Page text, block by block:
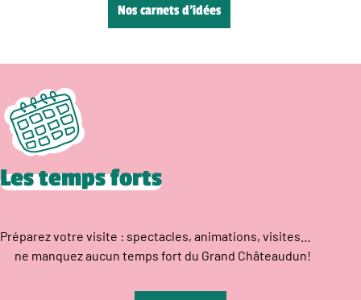
Nos carnets d’idées
Les temps forts
Préparez votre visite : spectacles, animations, visites…
ne manquez aucun temps fort du Grand Châteaudun!